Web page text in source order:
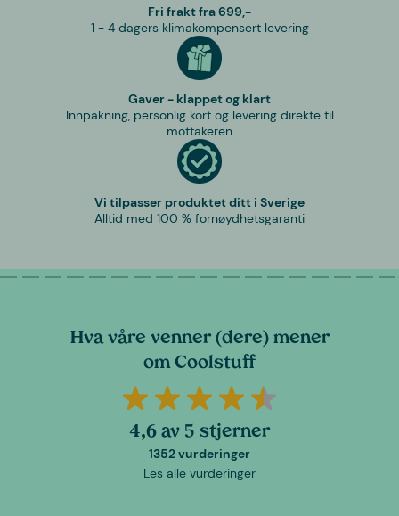
Fri frakt fra 699,-
1 - 4 dagers klimakompensert levering
Gaver - klappet og klart
Innpakning, personlig kort og levering direkte til
mottakeren
Vi tilpasser produktet ditt i Sverige
Alltid med 100 % fornøydhetsgaranti
Hva våre venner (dere) mener
om Coolstuff
4,6 av 5 stjerner
1352 vurderinger
Les alle vurderinger